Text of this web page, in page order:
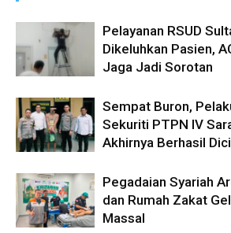
Pelayanan RSUD
Dikeluhkan Pasien,
Jaga Jadi Sorotan
Sempat Buron,
Sekuriti PTPN IV
Akhirnya Berhasil
Pegadaian Syariah
dan Rumah Zakat
Massal